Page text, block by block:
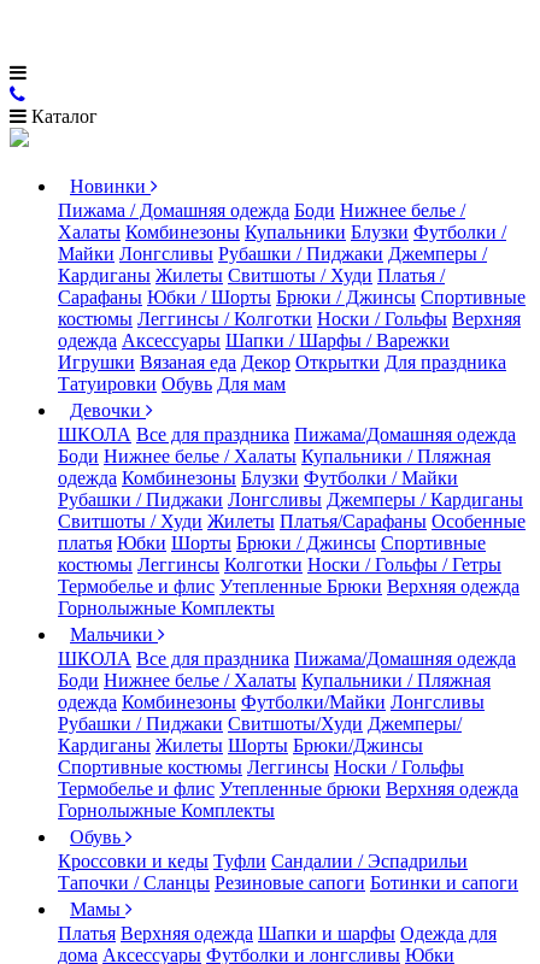
Каталог
Новинки
Пижама / Домашняя одежда Боди Нижнее белье /
Халаты Комбинезоны Купальники Блузки Футболки /
Майки Лонгсливы Рубашки / Пиджаки Джемперы /
Кардиганы Жилеты Свитшоты / Худи Платья /
Сарафаны Юбки / Шорты Брюки / Джинсы Спортивные
костюмы Леггинсы / Колготки Носки / Гольфы Верхняя
одежда Аксессуары Шапки / Шарфы / Варежки
Игрушки Вязаная еда Декор Открытки Для праздника
Татуировки Обувь Для мам
Девочки
ШКОЛА Все для праздника Пижама/Домашняя одежда
Боди Нижнее белье / Халаты Купальники / Пляжная
одежда Комбинезоны Блузки Футболки / Майки
Рубашки / Пиджаки Лонгсливы Джемперы / Кардиганы
Свитшоты / Худи Жилеты Платья/Сарафаны Особенные
платья Юбки Шорты Брюки / Джинсы Спортивные
костюмы Леггинсы Колготки Носки / Гольфы / Гетры
Термобелье и флис Утепленные Брюки Верхняя одежда
Горнолыжные Комплекты
Мальчики
ШКОЛА Все для праздника Пижама/Домашняя одежда
Боди Нижнее белье / Халаты Купальники / Пляжная
одежда Комбинезоны Футболки/Майки Лонгсливы
Рубашки / Пиджаки Свитшоты/Худи Джемперы/
Кардиганы Жилеты Шорты Брюки/Джинсы
Спортивные костюмы Леггинсы Носки / Гольфы
Термобелье и флис Утепленные брюки Верхняя одежда
Горнолыжные Комплекты
Обувь
Кроссовки и кеды Туфли Сандалии / Эспадрильи
Тапочки / Сланцы Резиновые сапоги Ботинки и сапоги
Мамы
Платья Верхняя одежда Шапки и шарфы Одежда для
дома Аксессуары Футболки и лонгсливы Юбки